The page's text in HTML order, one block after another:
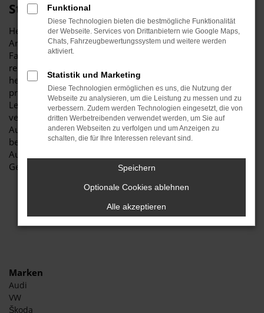
Stiglmayr
Herzlich willkommen bei Autohaus Stiglmayr – Ihre erste
Anlaufstelle für exzellente Audi A5 Gebrauchtwagen
Fahrzeuge für Ingolstadt und Umgebung! Unser
renommiertes Autohaus ist stolz darauf, Ihnen eine
herausragende Auswahl an Audi A5 Gebrauchtwagen zu
präsentieren, die höchste Standards in Sachen Qualität und
Leistung erfüllen. Wir sind seit Jahren Ihr
vertrauenswürdiger Partner, wenn es um erstklassige
Automobile geht. Erfahren Sie mehr über unsere
beeindruckende Audi A5 Gebrauchtwagen Flotte und warum
Autohaus Stiglmayr die bevorzugte Adresse für Audi A5
Gebrauchtwagen Liebhaber ist.
Marken
Audi
VW
Škoda
Funktional
Diese Technologien bieten die bestmögliche Funktionalität
der Webseite. Services von Drittanbietern wie Google Maps,
Chats, Fahrzeugbewertungssystem und weitere werden
aktiviert.
Statistik und Marketing
Diese Technologien ermöglichen es uns, die Nutzung der
Webseite zu analysieren, um die Leistung zu messen und zu
verbessern. Zudem werden Technologien eingesetzt, die von
dritten Werbetreibenden verwendet werden, um Sie auf
anderen Webseiten zu verfolgen und um Anzeigen zu
schalten, die für Ihre Interessen relevant sind.
Speichern
Optionale Cookies ablehnen
Alle akzeptieren